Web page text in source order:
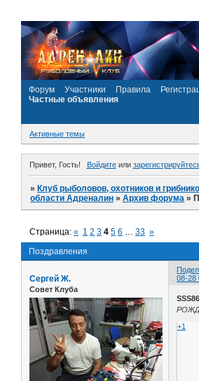
Форум Участники Правила
Частные объявления
Активные темы
Привет, Гость! Войдитеили
»Клуб рыболовов, охотников и
области Адреналин »Архив форума »
Поздравления
Страница:« 1 2 3 4 5 6 … 33 »
08-28
Сергей Ж.
Совет Клуба
SSS86
+1